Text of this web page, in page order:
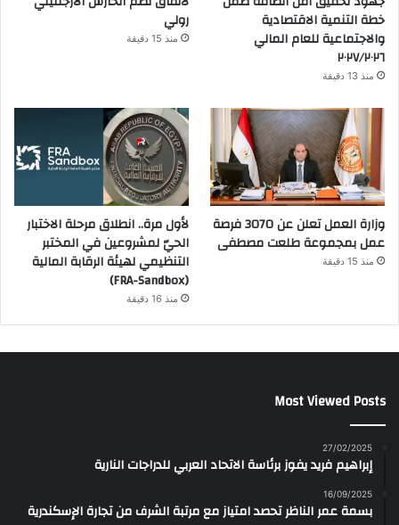
خطة التنمية الاقتصادية
والاجتماعية للعام المالي
٢٠٢٧/٢٠٢٦
منذ 13 دقيقة
رولي
منذ 15 دقيقة
وزارة العمل تعلن عن 3070 فرصة
عمل بمجموعة طلعت مصطفى
منذ 15 دقيقة
لأول مرة.. انطلاق مرحلة الاختبار
الحيّ لمشروعين في المختبر
التنظيمي لهيئة الرقابة المالية
(FRA-Sandbox)
منذ 16 دقيقة
Most Viewed Posts
27/02/2025
إبراهيم فريد يفوز برئاسة الاتحاد العربي للدراجات النارية
16/09/2025
بسمة عمر الناظر تحصد امتياز مع مرتبة الشرف من تجارة الإسكندرية